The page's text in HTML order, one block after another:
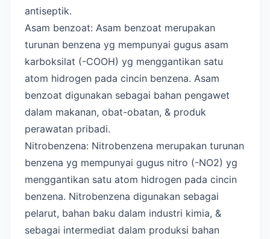
antiseptik.
Asam benzoat: Asam benzoat merupakan
turunan benzena yg mempunyai gugus asam
karboksilat (-COOH) yg menggantikan satu
atom hidrogen pada cincin benzena. Asam
benzoat digunakan sebagai bahan pengawet
dalam makanan, obat-obatan, & produk
perawatan pribadi.
Nitrobenzena: Nitrobenzena merupakan turunan
benzena yg mempunyai gugus nitro (-NO2) yg
menggantikan satu atom hidrogen pada cincin
benzena. Nitrobenzena digunakan sebagai
pelarut, bahan baku dalam industri kimia, &
sebagai intermediat dalam produksi bahan